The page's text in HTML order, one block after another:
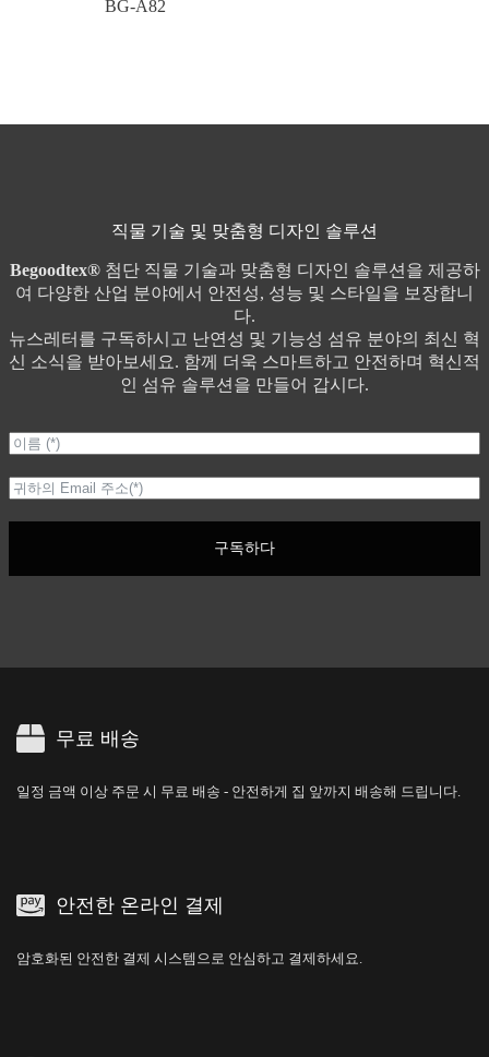
BG-A82
직물 기술 및 맞춤형 디자인 솔루션
Begoodtex®첨단 직물 기술과 맞춤형 디자인 솔루션을 제공하
여 다양한 산업 분야에서 안전성, 성능 및 스타일을 보장합니
다.
뉴스레터를 구독하시고 난연성 및 기능성 섬유 분야의 최신 혁
신 소식을 받아보세요. 함께 더욱 스마트하고 안전하며 혁신적
인 섬유 솔루션을 만들어 갑시다.
구독하다
무료 배송
일정 금액 이상 주문 시 무료 배송 - 안전하게 집 앞까지 배송해 드립니다.
안전한 온라인 결제
암호화된 안전한 결제 시스템으로 안심하고 결제하세요.